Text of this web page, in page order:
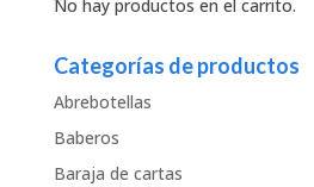
No hay productos en el carrito.
Categorías de productos
Abrebotellas
Baberos
Baraja de cartas